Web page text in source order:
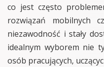
co jest często
rozwiązań mobilnych
niezawodność i stały
idealnym wyborem nie
osób pracujących,